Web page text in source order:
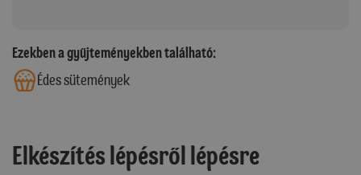
Ezekben a gyűjteményekben található:
Édes sütemények
Elkészítés lépésről lépésre